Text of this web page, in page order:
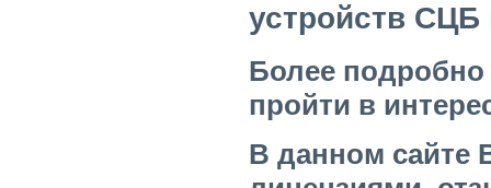
устройств СЦБ
Более подробно
пройти в
В данном сайте